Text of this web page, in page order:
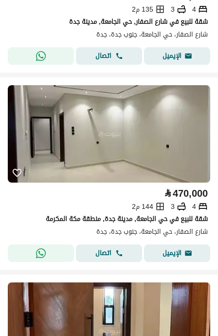
4
3
135 م2
شقة للبيع في شارع الصفار, حي الجامعة, مدينة جدة
شارع الصفار، حي الجامعة، جنوب جدة، جدة
الإيميل
اتصال
⃁470,000
4
3
144 م2
شقة للبيع في حي الجامعة, مدينة جدة, منطقة مكة المكرمة
شارع الصفار، حي الجامعة، جنوب جدة، جدة
الإيميل
اتصال